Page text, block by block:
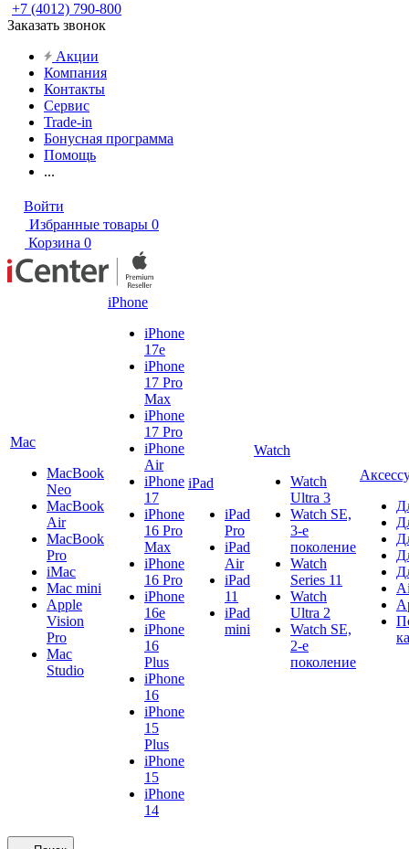
+7 (4012) 790-800
Заказать звонок
Акции
Компания
Контакты
Сервис
Trade-in
Бонусная программа
Помощь
...
Войти
Избранные товары 0
Корзина 0
Mac
MacBook
Neo
MacBook
Air
MacBook
Pro
iMac
Mac mini
Apple
Vision
Pro
Mac
Studio
iPhone
iPhone
17e
iPhone
17 Pro
Max
iPhone
17 Pro
iPhone
Air
iPhone
17
iPhone
16 Pro
Max
iPhone
16 Pro
iPhone
16e
iPhone
16
Plus
iPhone
16
iPhone
15
Plus
iPhone
15
iPhone
14
iPad
iPad
Pro
iPad
Air
iPad
11
iPad
mini
Watch
Watch
Ultra 3
Watch SE,
3-е
поколение
Watch
Series 11
Watch
Ultra 2
Watch SE,
2-е
поколение